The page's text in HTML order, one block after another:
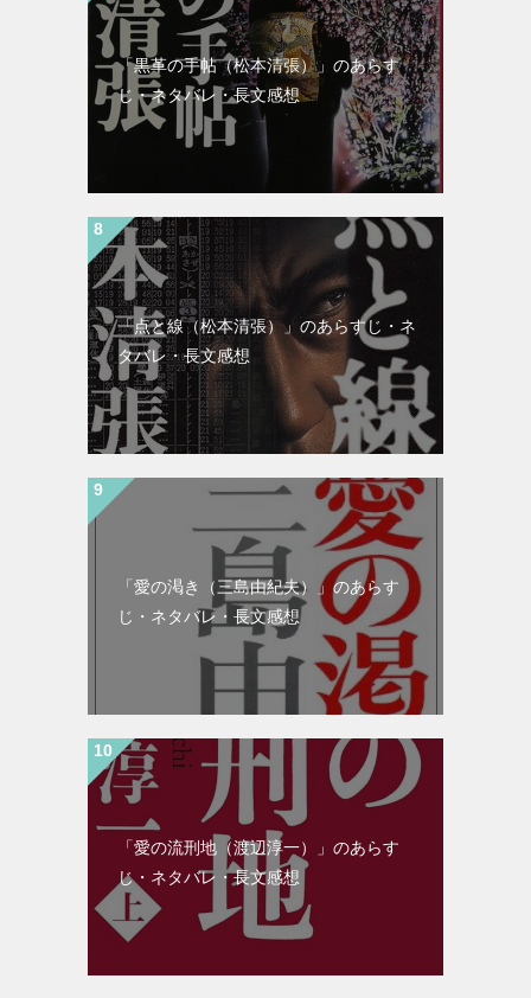
「黒革の手帖（松本清張）」のあらす
じ・ネタバレ・長文感想
「点と線（松本清張）」のあらすじ・ネ
タバレ・長文感想
「愛の渇き（三島由紀夫）」のあらす
じ・ネタバレ・長文感想
「愛の流刑地（渡辺淳一）」のあらす
じ・ネタバレ・長文感想